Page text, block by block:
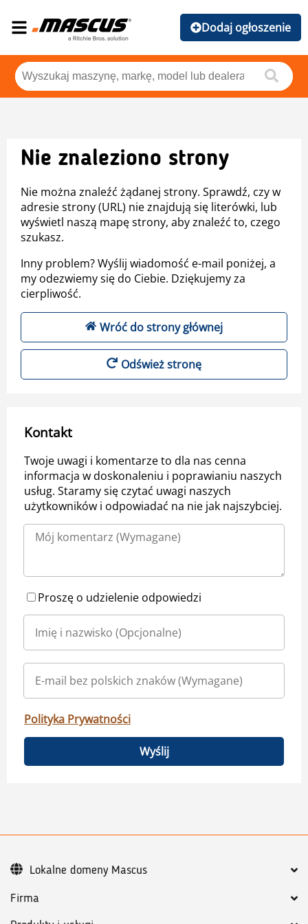
Dodaj ogłoszenie
Nie znaleziono strony
Nie można znaleźć żądanej strony. Sprawdź, czy w
adresie strony (URL) nie znajdują się literówki, lub
wyświetl naszą mapę strony, aby znaleźć to, czego
szukasz.
Inny problem? Wyślij wiadomość e-mail poniżej, a
my odezwiemy się do Ciebie. Dziękujemy za
cierpliwość.
Wróć do strony głównej
Odśwież stronę
Kontakt
Twoje uwagi i komentarze to dla nas cenna
informacja w doskonaleniu i poprawianiu naszych
usług. Staramy się czytać uwagi naszych
użytkowników i odpowiadać na nie jak najszybciej.
Proszę o udzielenie odpowiedzi
Polityka Prywatności
Wyślij
Firma
Lokalne domeny Mascus